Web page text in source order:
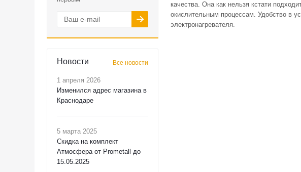
Новости Все новости
1 апреля 2026
Изменился адрес магазина в
Краснодаре
5 марта 2025
Скидка на комплект
Атмосфера от Prometall до
15.05.2025
качества. Она как нельзя кстати
окислительным процессам. Удобство в
электронагревателя.